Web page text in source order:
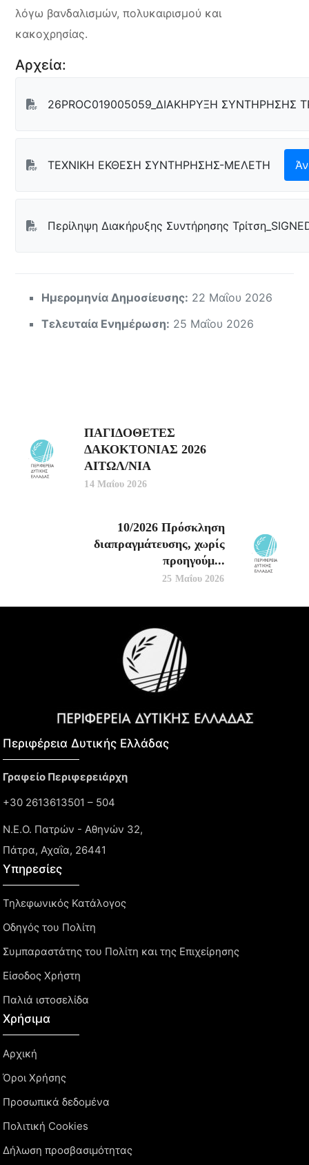
λόγω βανδαλισμών, πολυκαιρισμού και
κακοχρησίας.
Αρχεία:
26PROC019005059_ΔΙΑΚΗΡΥΞΗ ΣΥΝΤΗΡΗΣΗΣ
ΤΕΧΝΙΚΗ ΕΚΘΕΣΗ ΣΥΝΤΗΡΗΣΗΣ-ΜΕΛΕΤΗ
Περίληψη Διακήρυξης Συντήρησης
Ημερομηνία Δημοσίευσης: 22 Μαΐου 2026
Τελευταία Ενημέρωση: 25 Μαΐου 2026
ΠΑΓΙΔΟΘΕΤΕΣ
ΔΑΚΟΚΤΟΝΙΑΣ 2026
ΑΙΤΩΛ/ΝΙΑ
14 Μαΐου 2026
10/2026 Πρόσκληση
διαπραγμάτευσης, χωρίς
προηγούμ...
25 Μαΐου 2026
Περιφέρεια Δυτικής Ελλάδας​
Γραφείο Περιφερειάρχη
+30 2613613501 – 504
Ν.Ε.Ο. Πατρών - Αθηνών 32,
Πάτρα, Αχαΐα, 26441
Υπηρεσίες
Τηλεφωνικός Κατάλογος
Οδηγός του Πολίτη
Συμπαραστάτης του Πολίτη και της Επιχείρησης
Είσοδος Χρήστη
Παλιά ιστοσελίδα
Χρήσιμα
Αρχική
Όροι Χρήσης
Προσωπικά δεδομένα
Πολιτική Cookies
Δήλωση προσβασιμότητας